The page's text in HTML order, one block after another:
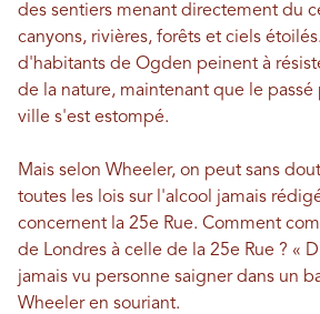
des sentiers menant directement du
canyons, rivières, forêts et ciels
d'habitants de Ogden peinent à
de la nature, maintenant que le passé
ville s'est estompé.
Mais selon Wheeler, on peut sans
toutes les lois sur l'alcool jamais
concernent la 25e Rue. Comment
de Londres à celle de la 25e Rue ? «
jamais vu personne saigner dans un
Wheeler en souriant.